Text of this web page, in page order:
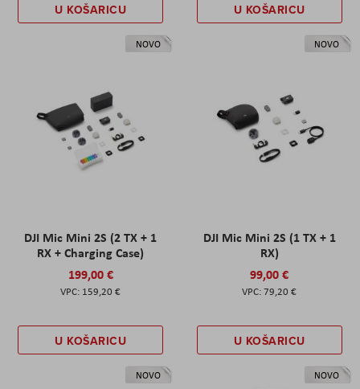
U KOŠARICU U KOŠARICU
NOVO
DJI Mic Mini 2S (2 TX + 1
RX + Charging Case)
199,00 €
159,20 €
U KOŠARICU
NOVO
DJI Mic Mini 2S (1 TX + 1
RX)
99,00 €
79,20 €
U KOŠARICU
NOVO NOVO